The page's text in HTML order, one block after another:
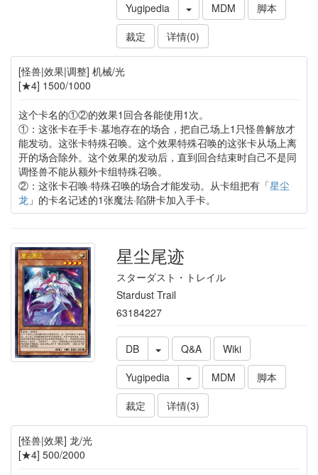
Yugipedia
MDM
脚本
裁定
详情(0)
[怪兽|效果|调整] 机械/光
[★4] 1500/1000
这个卡名的①②的效果1回合各能使用1次。
①：这张卡在手卡·墓地存在的场合，把自己场上1只怪兽解放才
能发动。这张卡特殊召唤。这个效果特殊召唤的这张卡从场上离
开的场合除外。这个效果的发动后，直到回合结束时自己不是同
调怪兽不能从额外卡组特殊召唤。
②：这张卡召唤·特殊召唤的场合才能发动。从卡组把有「星尘
龙 」的卡名记述的1张魔法·陷阱卡加入手卡。
星尘尾迹
スターダスト・トレイル
Stardust Trail
63184227
DB Q&A
Wiki
Yugipedia
MDM
脚本
裁定
详情(3)
[怪兽|效果] 龙/光
[★4] 500/2000